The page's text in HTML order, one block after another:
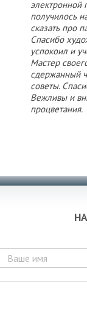
электронной
получилось
сказать про
Спасибо
успокоил и
Мастер
сдержанный
советы.
Вежливы и
процветания.